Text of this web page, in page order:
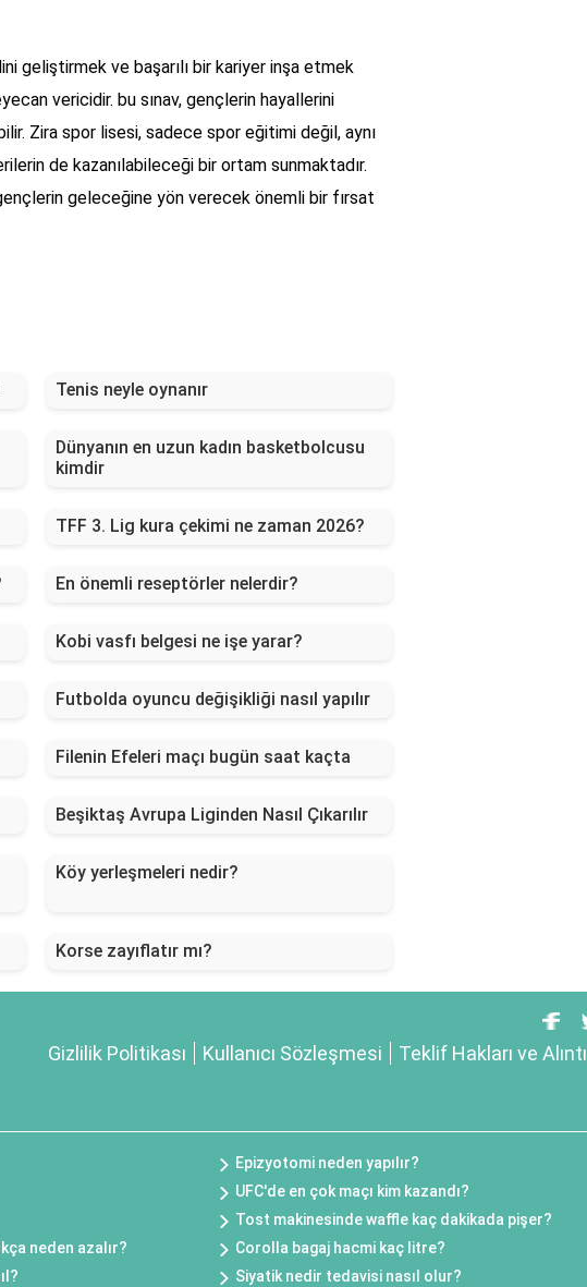
geliştirmek ve başarılı bir kariyer inşa etmek
vericidir. bu sınav, gençlerin hayallerini
Zira spor lisesi, sadece spor eğitimi değil, aynı
de kazanılabileceği bir ortam sunmaktadır.
geleceğine yön verecek önemli bir fırsat
Tenis neyle oynanır
Dünyanın en uzun kadın basketbolcusu
kimdir
TFF 3. Lig kura çekimi ne zaman 2026?
En önemli reseptörler nelerdir?
Kobi vasfı belgesi ne işe yarar?
Futbolda oyuncu değişikliği nasıl yapılır
Filenin Efeleri maçı bugün saat kaçta
Beşiktaş Avrupa Liginden Nasıl Çıkarılır
Köy yerleşmeleri nedir?
Korse zayıflatır mı?
Gizlilik Politikası Kullanıcı Sözleşmesi Teklif Hakları ve Alıntı
Epizyotomi neden yapılır?
UFC'de en çok maçı kim kazandı?
Tost makinesinde waffle kaç dakikada pişer?
neden azalır?
Corolla bagaj hacmi kaç litre?
Siyatik nedir tedavisi nasıl olur?